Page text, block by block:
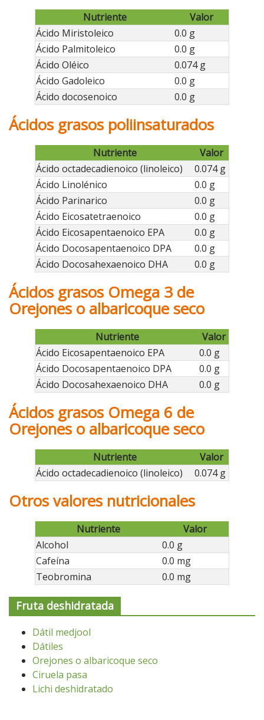
Nutriente
Valor
Ácido Miristoleico
0.0 g
Ácido Palmitoleico
0.0 g
Ácido Oléico
0.074 g
Ácido Gadoleico
0.0 g
Ácido docosenoico
0.0 g
Ácidos grasos poliinsaturados
Nutriente
Valor
Ácido octadecadienoico (linoleico)
0.074 g
Ácido Linolénico
0.0 g
Ácido Parinarico
0.0 g
Ácido Eicosatetraenoico
0.0 g
Ácido Eicosapentaenoico EPA
0.0 g
Ácido Docosapentaenoico DPA
0.0 g
Ácido Docosahexaenoico DHA
0.0 g
Ácidos grasos Omega 3 de
Orejones o albaricoque seco
Nutriente
Valor
Ácido Eicosapentaenoico EPA
0.0 g
Ácido Docosapentaenoico DPA
0.0 g
Ácido Docosahexaenoico DHA
0.0 g
Ácidos grasos Omega 6 de
Orejones o albaricoque seco
Nutriente
Valor
Ácido octadecadienoico (linoleico)
0.074 g
Otros valores nutricionales
Nutriente
Valor
Alcohol
0.0 g
Cafeína
0.0 mg
Teobromina
0.0 mg
Fruta deshidratada
Dátil medjool
Dátiles
Orejones o albaricoque seco
Ciruela pasa
Lichi deshidratado